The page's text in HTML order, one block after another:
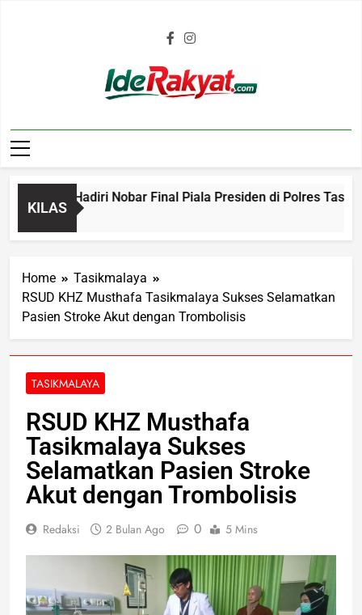
Iderakyat.com
KILAS
Hadiri Nobar Final Piala Presiden di Polres
Home
Tasikmalaya
RSUD KHZ Musthafa Tasikmalaya Sukses Selamatkan
Pasien Stroke Akut dengan Trombolisis
TASIKMALAYA
RSUD KHZ Musthafa
Tasikmalaya Sukses
Selamatkan Pasien Stroke
Akut dengan Trombolisis
Redaksi 2 Bulan Ago 0 5 Mins